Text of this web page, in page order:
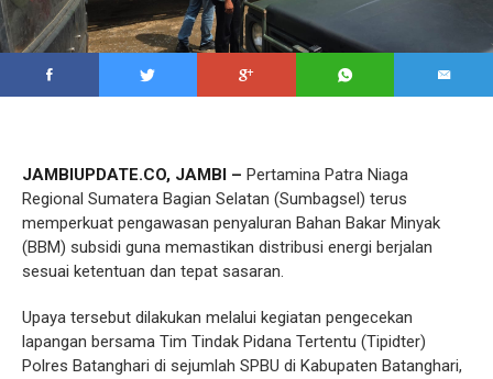
JAMBIUPDATE.CO, JAMBI – Pertamina Patra Niaga
Regional Sumatera Bagian Selatan (Sumbagsel) terus
memperkuat pengawasan penyaluran Bahan Bakar Minyak
(BBM) subsidi guna memastikan distribusi energi berjalan
sesuai ketentuan dan tepat sasaran.
Upaya tersebut dilakukan melalui kegiatan pengecekan
lapangan bersama Tim Tindak Pidana Tertentu (Tipidter)
Polres Batanghari di sejumlah SPBU di Kabupaten Batanghari,